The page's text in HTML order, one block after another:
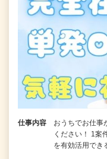
仕事内容
おうちでお仕事
ください！ 1案
を有効活用で